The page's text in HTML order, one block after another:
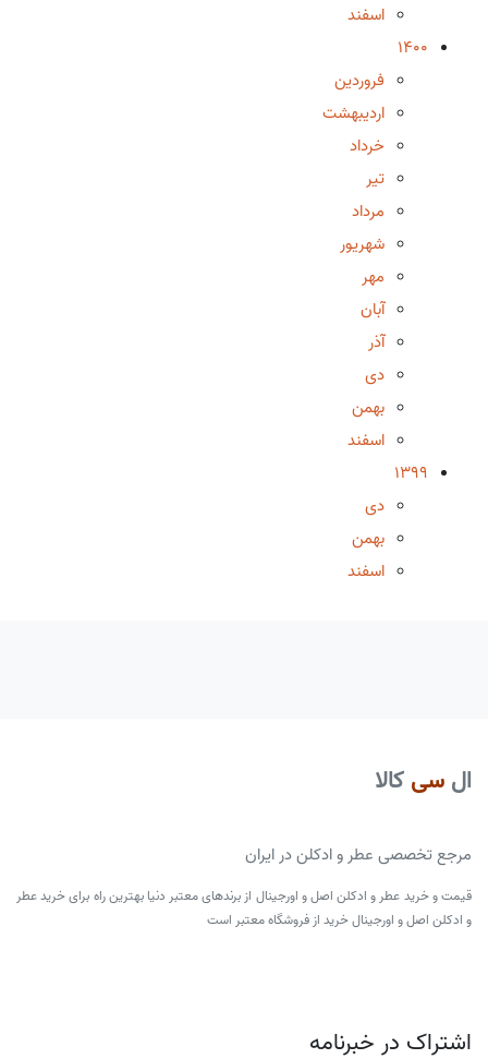
اسفند
1400
فروردین
اردیبهشت
خرداد
تیر
مرداد
شهریور
مهر
آبان
آذر
دی
بهمن
اسفند
1399
دی
بهمن
اسفند
ال سی کالا
مرجع تخصصی عطر و ادکلن در ایران
قیمت و خرید عطر و ادکلن اصل و اورجینال از برندهای معتبر دنیا بهترین راه برای خرید عطر
و ادکلن اصل و اورجینال خرید از فروشگاه معتبر است
اشتراک در خبرنامه